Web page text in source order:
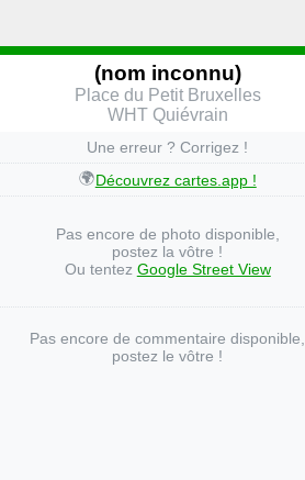
(nom inconnu)
Place du Petit Bruxelles
WHT Quiévrain
Une erreur ? Corrigez !
🌍Découvrez cartes.app !
Pas encore de photo disponible,
postez la vôtre !
Ou tentez Google Street View
Pas encore de commentaire disponible,
postez le vôtre !